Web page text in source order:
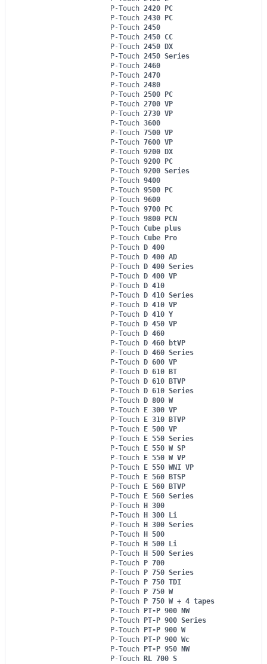
P-Touch 2420 PC
P-Touch 2430 PC
P-Touch 2450
P-Touch 2450 CC
P-Touch 2450 DX
P-Touch 2450 Series
P-Touch 2460
P-Touch 2470
P-Touch 2480
P-Touch 2500 PC
P-Touch 2700 VP
P-Touch 2730 VP
P-Touch 3600
P-Touch 7500 VP
P-Touch 7600 VP
P-Touch 9200 DX
P-Touch 9200 PC
P-Touch 9200 Series
P-Touch 9400
P-Touch 9500 PC
P-Touch 9600
P-Touch 9700 PC
P-Touch 9800 PCN
P-Touch Cube plus
P-Touch Cube Pro
P-Touch D 400
P-Touch D 400 AD
P-Touch D 400 Series
P-Touch D 400 VP
P-Touch D 410
P-Touch D 410 Series
P-Touch D 410 VP
P-Touch D 410 Y
P-Touch D 450 VP
P-Touch D 460
P-Touch D 460 btVP
P-Touch D 460 Series
P-Touch D 600 VP
P-Touch D 610 BT
P-Touch D 610 BTVP
P-Touch D 610 Series
P-Touch D 800 W
P-Touch E 300 VP
P-Touch E 310 BTVP
P-Touch E 500 VP
P-Touch E 550 Series
P-Touch E 550 W SP
P-Touch E 550 W VP
P-Touch E 550 WNI VP
P-Touch E 560 BTSP
P-Touch E 560 BTVP
P-Touch E 560 Series
P-Touch H 300
P-Touch H 300 Li
P-Touch H 300 Series
P-Touch H 500
P-Touch H 500 Li
P-Touch H 500 Series
P-Touch P 700
P-Touch P 750 Series
P-Touch P 750 TDI
P-Touch P 750 W
P-Touch P 750 W + 4 tapes
P-Touch PT-P 900 NW
P-Touch PT-P 900 Series
P-Touch PT-P 900 W
P-Touch PT-P 900 Wc
P-Touch PT-P 950 NW
P-Touch RL 700 S